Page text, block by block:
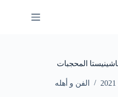
المحجبات
الفن و أهله